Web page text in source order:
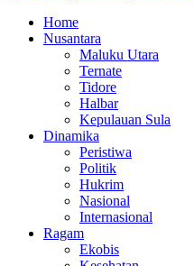
Home
Nusantara
Maluku Utara
Ternate
Tidore
Halbar
Kepulauan Sula
Dinamika
Peristiwa
Politik
Hukrim
Nasional
Internasional
Ragam
Ekobis